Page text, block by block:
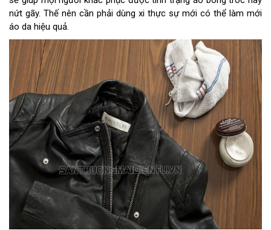
nứt gãy. Thế nên cần phải dùng xi thực sự mới có thể làm mới
áo da hiệu quả.